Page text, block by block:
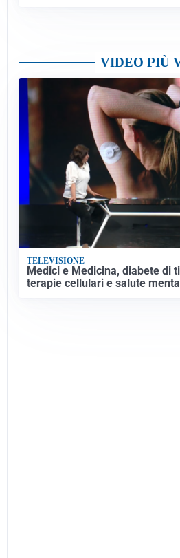
VIDEO PIÙ
TELEVISIONE
Medici e Medicina, diabete di
terapie cellulari e salute